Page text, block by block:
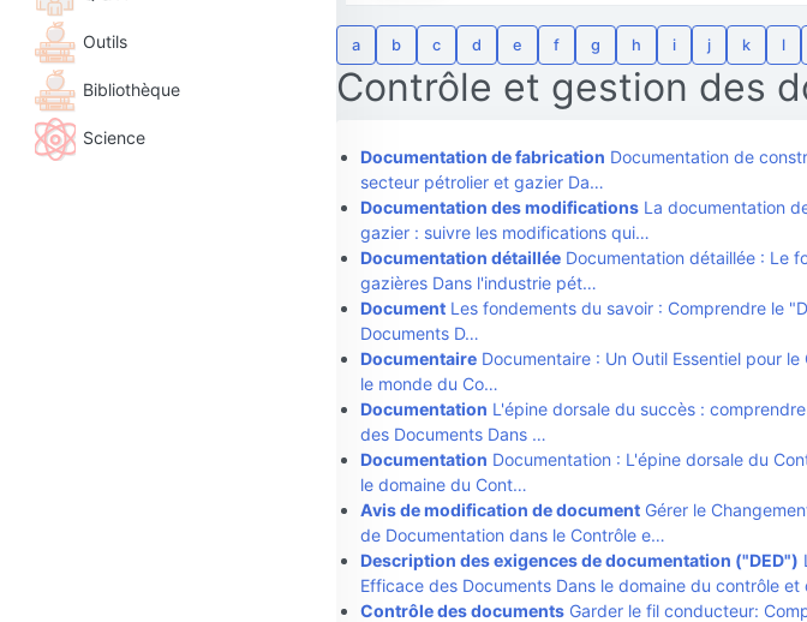
Outils
Bibliothèque
Science
a b c d e f g h i j k l
Contrôle et gestion des
Documentation de fabrication Documentation de
secteur pétrolier et gazier Da…
Documentation des modifications La documentation
gazier : suivre les modifications qui…
Documentation détaillée Documentation détaillée : Le
gazières Dans l'industrie pét…
Document Les fondements du savoir : Comprendre le
Documents D…
Documentaire Documentaire : Un Outil Essentiel pour
le monde du Co…
Documentation L'épine dorsale du succès :
des Documents Dans …
Documentation Documentation : L'épine dorsale du
le domaine du Cont…
Avis de modification de document Gérer le
de Documentation dans le Contrôle e…
Description des exigences de documentation ("DED")
Efficace des Documents Dans le domaine du contrôle
Contrôle des documents Garder le fil conducteur: